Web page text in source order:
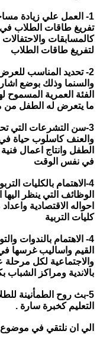
1- العمل علي زيادة
تفريغ طاقات الطلاب
كالمسابقات
لتفريغ طاقات الطلاب
2- تحديد المناسب
والسنما وذلك بوضع
الفئة العمرية المسموح
ما يتعرض له الطفل من
3-سن التشرعات التي
والعنف كاسلوب حياة
الطفل وانتاج اعمال
في نفس الوقت
4-الاهتمام بالكليات
الوظائف التي ينظر
احواله الاقتصادية
كليات التربية
4- الاهتمام بالندوات
القيم واساليب غرسها
والاجتماعية لكل مرحلة
بالاندية ومراكز
5-بث روح الطمأنينة
التعليم كخبرة سارة .
الي ان نلتقي في